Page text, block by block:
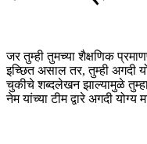
जर तुम्ही तुमच्या शैक्षणिक
इच्छित असाल तर, तुम्ही अगदी
चुकीचे शब्दलेखन झाल्यामुळे
नेम यांच्या टीम द्वारे अगदी योग्य